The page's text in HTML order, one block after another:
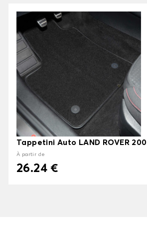
Tappetini Auto LAND ROVER 200
À partir de
26.24 €